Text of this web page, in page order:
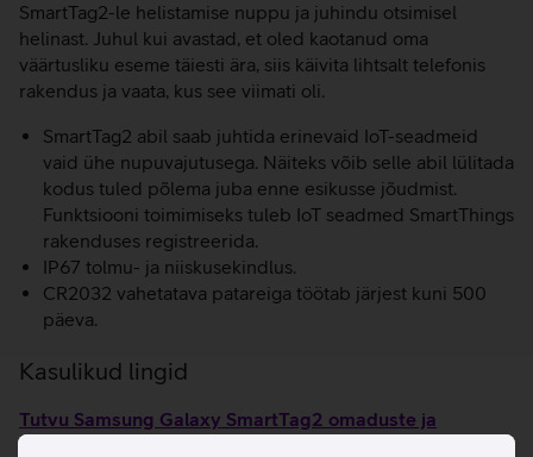
SmartTag2-le helistamise nuppu ja juhindu otsimisel
helinast. Juhul kui avastad, et oled kaotanud oma
väärtusliku eseme täiesti ära, siis käivita lihtsalt telefonis
rakendus ja vaata, kus see viimati oli.
SmartTag2 abil saab juhtida erinevaid IoT-seadmeid
vaid ühe nupuvajutusega. Näiteks võib selle abil lülitada
kodus tuled põlema juba enne esikusse jõudmist.
Funktsiooni toimimiseks tuleb IoT seadmed SmartThings
rakenduses registreerida.
IP67 tolmu- ja niiskusekindlus.
CR2032 vahetatava patareiga töötab järjest kuni 500
päeva.
Kasulikud lingid
Tutvu Samsung Galaxy SmartTag2 omaduste ja
kasutusviisidega tootja kodulehel